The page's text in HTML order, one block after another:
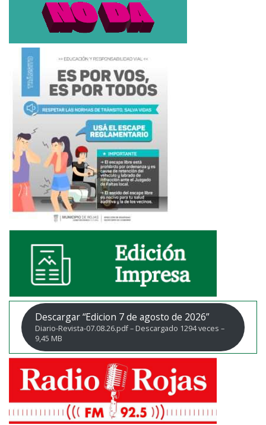
Descargar “Edicion 7 de agosto de 2026”
Diario-Revista-07.08.26.pdf – Descargado 1294 veces –
9,45 MB